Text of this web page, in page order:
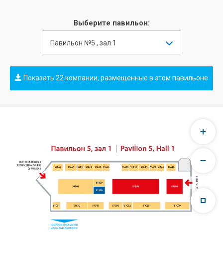
Выберите павильон:
Павильон №5 , зал 1
Показать 22 компании, размещенные в этом павильоне